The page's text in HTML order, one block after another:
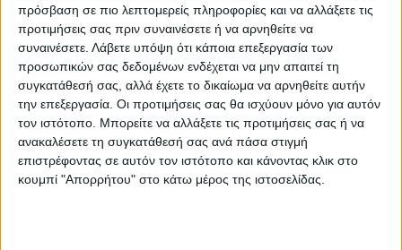
πρόσβαση σε πιο λεπτομερείς πληροφορίες και να αλλάξετε τις
προτιμήσεις σας πριν συναινέσετε ή να αρνηθείτε να
συναινέσετε. Λάβετε υπόψη ότι κάποια επεξεργασία των
προσωπικών σας δεδομένων ενδέχεται να μην απαιτεί τη
συγκατάθεσή σας, αλλά έχετε το δικαίωμα να αρνηθείτε αυτήν
την επεξεργασία. Οι προτιμήσεις σας θα ισχύουν μόνο για αυτόν
τον ιστότοπο. Μπορείτε να αλλάξετε τις προτιμήσεις σας ή να
ανακαλέσετε τη συγκατάθεσή σας ανά πάσα στιγμή
επιστρέφοντας σε αυτόν τον ιστότοπο και κάνοντας κλικ στο
κουμπί "Απορρήτου" στο κάτω μέρος της ιστοσελίδας.
Τελευταίες Ειδήσεις Σήμερα
Ακολούθησε την εφημερίδα ΝΕΟΣ
ΑΓΩΝ στο Google News!
Όλες οι εξελίξεις στην περιοχή της
Καρδίτσας και ευρύτερα της Θεσσαλίας